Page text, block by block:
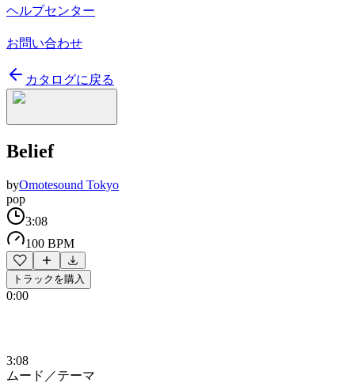
ヘルプセンター
お問い合わせ
カタログに戻る
Belief
byOmotesound Tokyo
pop
3:08
100 BPM
トラックを購入
0:00
3:08
ムード／テーマ